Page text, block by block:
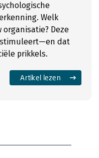
Welk
Deze
stimuleert—en dat
prikkels.
Artikel lezen